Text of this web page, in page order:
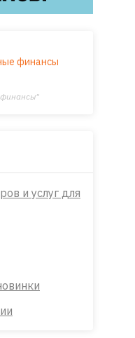
финансы
и услуг для